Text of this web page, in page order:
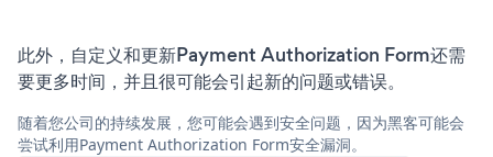
此外，自定义和更新Payment Authorization Form还需
要更多时间，并且很可能会引起新的问题或错误。
随着您公司的持续发展，您可能会遇到安全问题，因为黑客可能会
尝试利用Payment Authorization Form安全漏洞。